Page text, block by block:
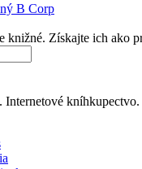
B Corp
knižné. Získajte ich ako